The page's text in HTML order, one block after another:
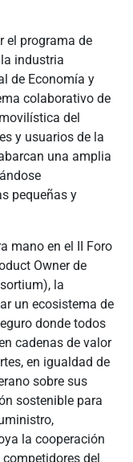
el programa de
industria
de Economía y
colaborativo de
del
y usuarios de la
una amplia
pequeñas y
mano en el II Foro
Owner de
la
un ecosistema de
donde todos
cadenas de valor
en igualdad de
sobre sus
sostenible para
la cooperación
del